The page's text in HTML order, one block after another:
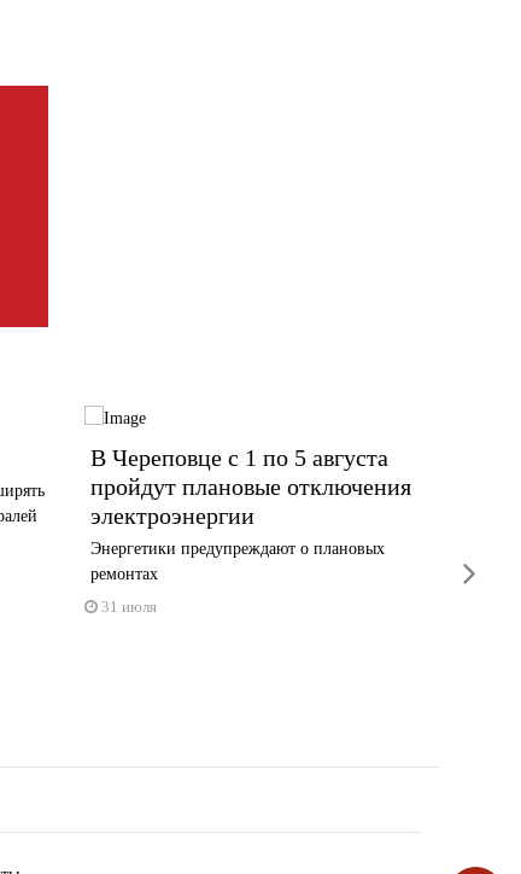
В Череповце с 1 по 5 августа
пройдут плановые отключения
электроэнергии
Энергетики предупреждают о плановых
ремонтах
31 июля
30 июля